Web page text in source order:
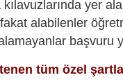
yer
alabilenler
başvuru
tüm özel